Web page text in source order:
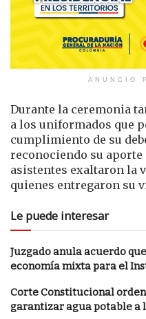
ANUNCIO
Durante la ceremonia
a los uniformados que
cumplimiento de su
reconociendo su
asistentes exaltaron la
quienes entregaron su
Le puede interesar
Juzgado anula acuerdo
economía mixta para el
Corte Constitucional
garantizar agua potable a